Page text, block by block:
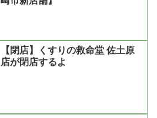
【閉店】くすりの救命堂 佐土原
店が閉店するよ